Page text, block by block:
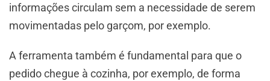
informações circulam sem a necessidade de serem
movimentadas pelo garçom, por exemplo.
A ferramenta também é fundamental para que o
pedido chegue à cozinha, por exemplo, de forma